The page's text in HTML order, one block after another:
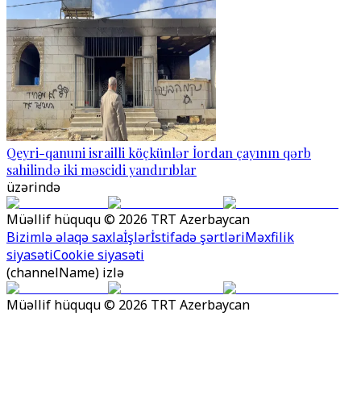
Qeyri-qanuni israilli köçkünlər İordan çayının qərb
sahilində iki məscidi yandırıblar
üzərində
Müəllif hüququ © 2026 TRT Azerbaycan
Bizimlə əlaqə saxlaİşlərİstifadə şərtləriMəxfilik
siyasətiCookie siyasəti
(channelName) izlə
Müəllif hüququ © 2026 TRT Azerbaycan